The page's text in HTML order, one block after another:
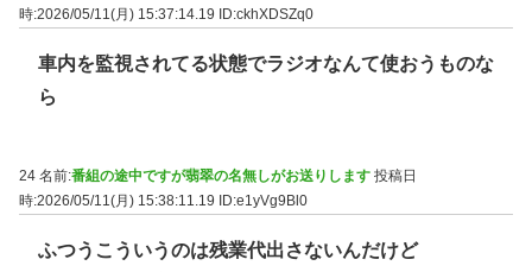
時:2026/05/11(月) 15:37:14.19
ID:ckhXDSZq0
車内を監視されてる状態でラジオなんて使おうものな
ら
24 名前:番組の途中ですが翡翠の名無しがお送りします 投稿日
時:2026/05/11(月) 15:38:11.19
ID:e1yVg9Bl0
ふつうこういうのは残業代出さないんだけど